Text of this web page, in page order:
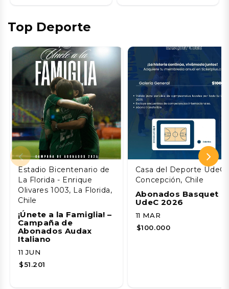
Top Deporte
Estadio Bicentenario de
La Florida - Enrique
Olivares 1003, La Florida,
Chile
¡Únete a la Famiglia! –
Campaña de
Abonados Audax
Italiano
11 JUN
$51.201
Casa del Deporte UdeC,
Concepción, Chile
Abonados Basquet
UdeC 2026
11 MAR
$100.000